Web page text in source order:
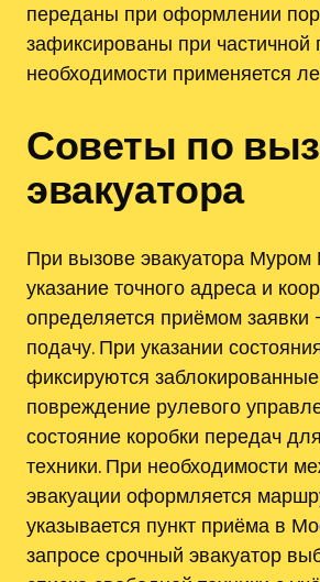
переданы при оформлении
зафиксированы при частичной
необходимости применяется
Советы по
эвакуатора
При вызове эвакуатора Муром
указание точного адреса и
определяется приёмом заявки
подачу. При указании
фиксируются заблокированные
повреждение рулевого
состояние коробки передач
техники. При необходимости
эвакуации оформляется
указывается пункт приёма в
запросе срочный эвакуатор